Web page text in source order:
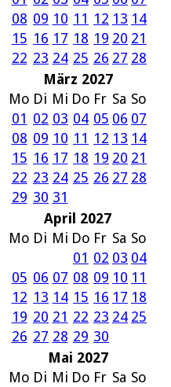
08 09 10 11 12 13 14
15 16 17 18 19 20 21
22 23 24 25 26 27 28
März 2027
Mo Di Mi Do Fr Sa So
01 02 03 04 05 06 07
08 09 10 11 12 13 14
15 16 17 18 19 20 21
22 23 24 25 26 27 28
29 30 31
April 2027
Mo Di Mi Do Fr Sa So
01 02 03 04
05 06 07 08 09 10 11
12 13 14 15 16 17 18
19 20 21 22 23 24 25
26 27 28 29 30
Mai 2027
Mo Di Mi Do Fr Sa So